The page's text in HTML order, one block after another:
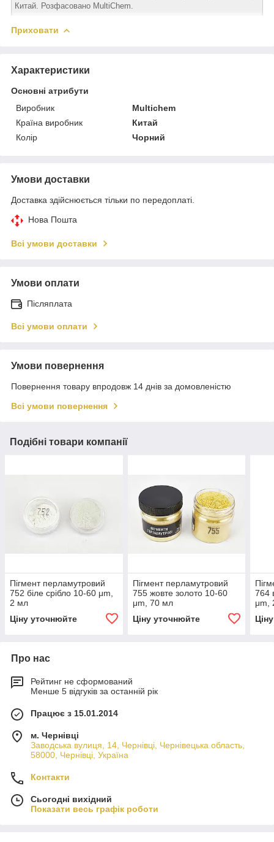
Китай. Розфасовано MultiChem.
Приховати
Характеристики
Основні атрибути
Виробник
Multichem
Країна виробник
Китай
Колір
Чорний
Умови доставки
Доставка здійснюється тільки по передоплаті.
Нова Пошта
Всі умови доставки
Умови оплати
Післяплата
Всі умови оплати
Умови повернення
Повернення товару впродовж 14 днів за домовленістю
Всі умови повернення
Подібні товари компанії
Пігмент перламутровий
752 біле срібло 10-60 μm,
2 мл
Ціну уточнюйте
Пігмент перламутровий
755 жовте золото 10-60
μm, 70 мл
Ціну уточнюйте
764
μm,
Про нас
Рейтинг не сформований
Менше 5 відгуків за останній рік
Працює з 15.01.2014
м. Чернівці
Заводська вулиця, 14, Чернівці, Чернівецька область,
58000, Чернівці, Україна
Контакти
Сьогодні вихідний
Показати весь графік роботи